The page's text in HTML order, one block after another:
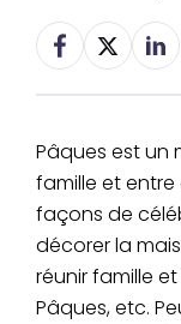
Pâques est un
famille et entre
façons de
décorer la
réunir famille
Pâques, etc.